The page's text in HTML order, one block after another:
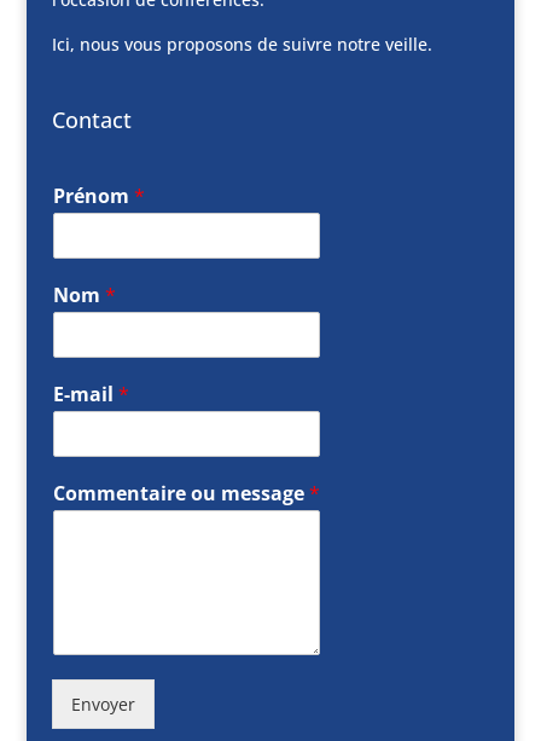
Ici, nous vous proposons de suivre notre veille.
Contact
Prénom *
Nom *
E-mail *
Commentaire ou message*
Envoyer